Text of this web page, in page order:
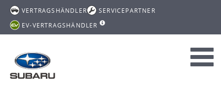
VERTRAGSHÄNDLER
SERVICEPARTNER
EV-VERTRAGSHÄNDLER